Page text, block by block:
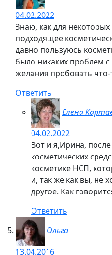
04.02.2022
Знаю, как для
подходящее
давно пользуюсь
было никаких проблем
желания пробовать
Ответить
Елена
04.02.2022
Вот и я,Ирина,
косметических
косметике НСП,
и, так же как вы, не
другое. Как
Ответить
Ольга
13.04.2016